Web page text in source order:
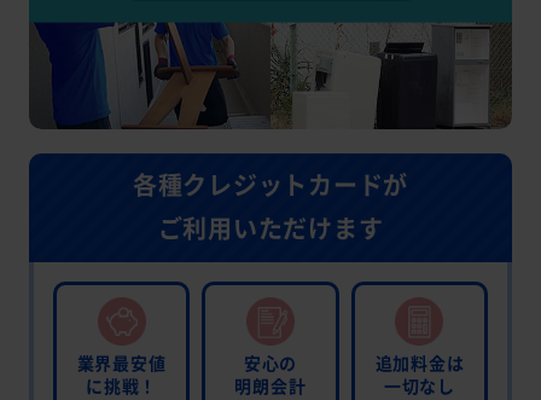
各種クレジットカードが
ご利用いただけます
業界最安値
に挑戦！
安心の
明朗会計
追加料金は
一切なし